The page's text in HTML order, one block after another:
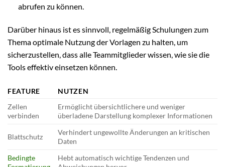
abrufen zu können.
Darüber hinaus ist es sinnvoll, regelmäßig Schulungen zum
Thema optimale Nutzung der Vorlagen zu halten, um
sicherzustellen, dass alle Teammitglieder wissen, wie sie die
Tools effektiv einsetzen können.
FEATURE
NUTZEN
Zellen
verbinden
Ermöglicht übersichtlichere und weniger
überladene Darstellung komplexer Informationen
Blattschutz
Verhindert ungewollte Änderungen an kritischen
Daten
Bedingte
Hebt automatisch wichtige Tendenzen und